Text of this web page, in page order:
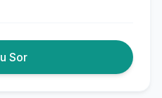
doktorlar da bi çare
Sor